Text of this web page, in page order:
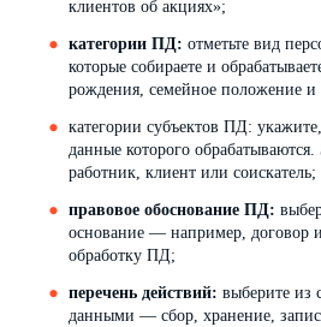
клиентов об акциях»;
категории ПД: отметьте вид
которые собираете и
рождения, семейное положение и
категории субъектов ПД:
данные которого
работник, клиент или соискатель;
правовое обоснование ПД:
основание — например, договор
обработку ПД;
перечень действий: выберите из
данными — сбор, хранение,